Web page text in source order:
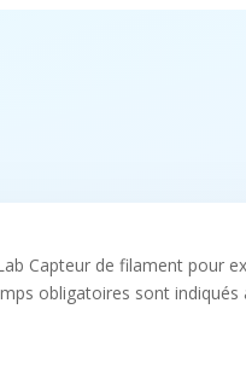
Capteur de filament pour
obligatoires sont indiqués